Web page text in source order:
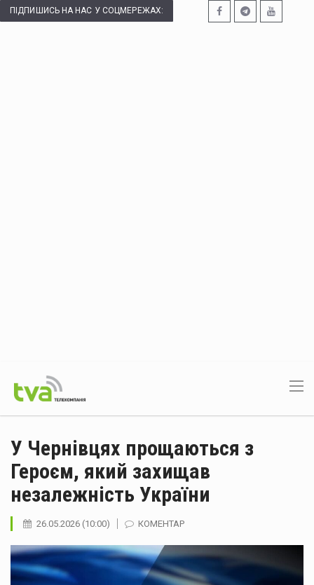
ПІДПИШИСЬ НА НАС У СОЦМЕРЕЖАХ:
У Чернівцях прощаються з
Героєм, який захищав
незалежність України
26.05.2026 (10:00) КОМЕНТАР